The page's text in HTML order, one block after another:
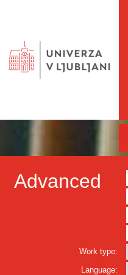
Advanced
Work type:
Language: